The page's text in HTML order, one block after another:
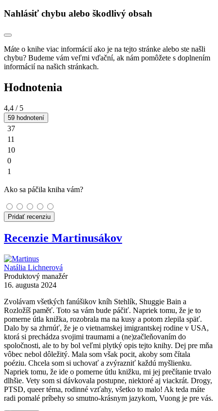
Nahlásiť chybu alebo škodlivý obsah
Máte o knihe viac informácií ako je na tejto stránke alebo ste našli
chybu? Budeme vám veľmi vďační, ak nám pomôžete s doplnením
informácií na našich stránkach.
Hodnotenia
4,4 / 5
59 hodnotení
37
11
10
0
1
Ako sa páčila kniha vám?
Pridať recenziu
Recenzie Martinusákov
Natália Lichnerová
Produktový manažér
16. augusta 2024
Zvolávam všetkých fanúšikov kníh Stehlík, Shuggie Bain a
Rozložíš paměť. Toto sa vám bude páčiť. Napriek tomu, že je to
pomerne útla knižka, rozobrala ma na kusy a potom zlepila späť.
Dalo by sa zhrnúť, že je o vietnamskej imigrantskej rodine v USA,
ktorá si prechádza svojimi traumami a (ne)začleňovaním do
spoločnosti, ale to by bol veľmi plytký opis tejto knihy. Dej pre mňa
vôbec nebol dôležitý. Mala som však pocit, akoby som čítala
poéziu. Chcela som si uchovať a zvýrazniť každú myšlienku.
Napriek tomu, že ide o pomerne útlu knižku, mi jej prečítanie trvalo
dlhšie. Vety som si dávkovala postupne, niektoré aj viackrát. Drogy,
PTSD, queer téma, rodinné vzťahy, všetko to malo! Ak teda máte
radi pomalé príbehy so smutno-krásnym jazykom, Vuong je pre vás.